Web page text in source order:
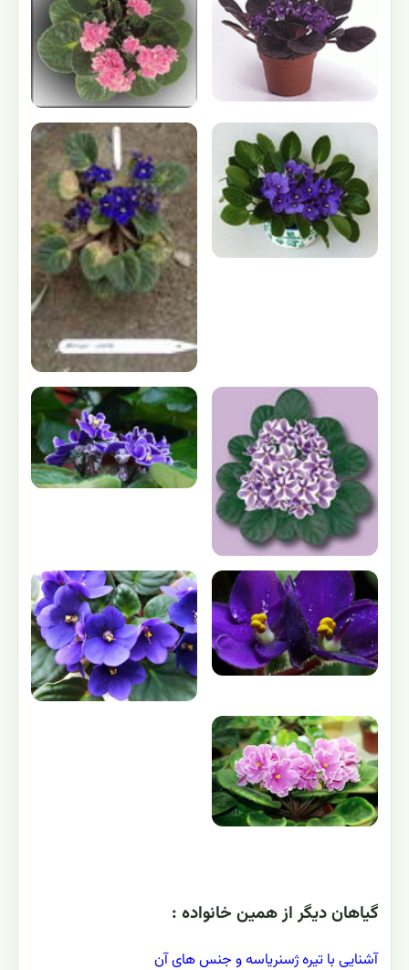
گياهان ديگر از همين خانواده :
آشنایی با تیره ژسنریاسه و جنس های آن